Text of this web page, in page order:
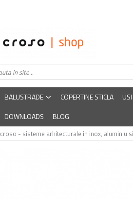
BALUSTRADE COPERTINE STICLA
DOWNLOADS
BLOG
croso - sisteme arhitecturale in inox, aluminiu